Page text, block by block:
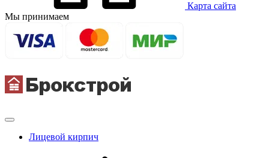
Карта сайта
Мы принимаем
Лицевой кирпич